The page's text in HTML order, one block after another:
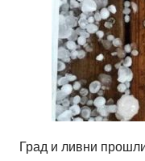
Град и ливни